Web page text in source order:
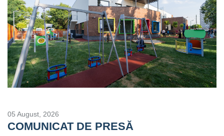
05 August, 2026
COMUNICAT DE PRESĂ